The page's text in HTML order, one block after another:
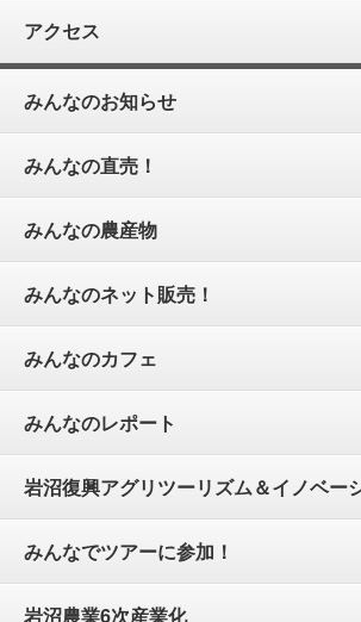
アクセス
みんなのお知らせ
みんなの直売！
みんなの農産物
みんなのネット販売！
みんなのカフェ
みんなのレポート
岩沼復興アグリツーリズム＆イノベー
みんなでツアーに参加！
岩沼農業6次産業化